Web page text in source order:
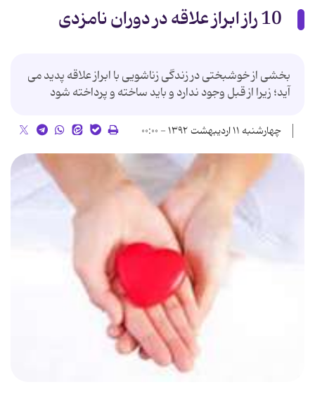
10 راز ابراز علاقه در دوران نامزدی
بخشی از خوشبختی در زندگی زناشویی با ابراز علاقه پدید می
آید؛ زیرا از قبل وجود ندارد و باید ساخته و پرداخته شود
چهارشنبه ۱۱ اردیبهشت ۱۳۹۲ - ۰۰:۰۰